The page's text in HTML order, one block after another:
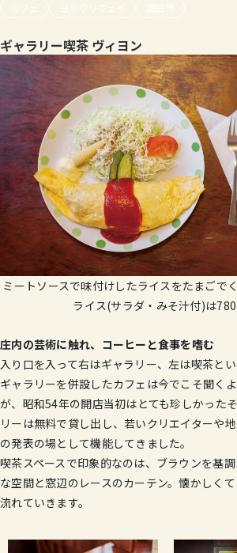
カフェ ヨミウリウェイ 酒田市
ギャラリー喫茶 ヴィヨン
ミートソースで味付けしたライスをたまごで
ライス(サラダ・みそ汁付)は780
庄内の芸術に触れ、コーヒーと食事を嗜む
入り口を入って右はギャラリー、左は喫茶とい
ギャラリーを併設したカフェは今でこそ聞く
が、昭和54年の開店当初はとても珍しかった
リーは無料で貸し出し、若いクリエイターや
の発表の場として機能してきました。
喫茶スペースで印象的なのは、ブラウンを基
な空間と窓辺のレースのカーテン。懐かしく
流れていきます。